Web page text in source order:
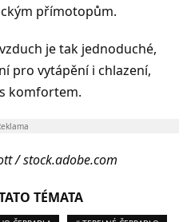
přímotopům.
je tak jednoduché,
pro vytápění i chlazení,
komfortem.
/ stock.adobe.com
TÉMATA